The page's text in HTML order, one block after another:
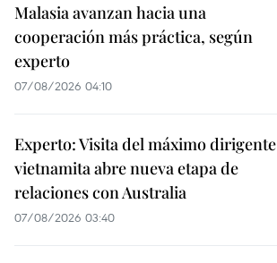
Malasia avanzan hacia una
cooperación más práctica, según
experto
07/08/2026 04:10
Experto: Visita del máximo dirigente
vietnamita abre nueva etapa de
relaciones con Australia
07/08/2026 03:40